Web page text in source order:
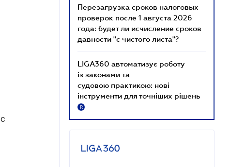
Перезагрузка сроков налоговых
проверок после 1 августа 2026
года: будет ли исчисление сроков
давности "с чистого листа"?
LIGA360 автоматизує роботу
із законами та
судовою практикою: нові
інструменти для точніших рішень
R